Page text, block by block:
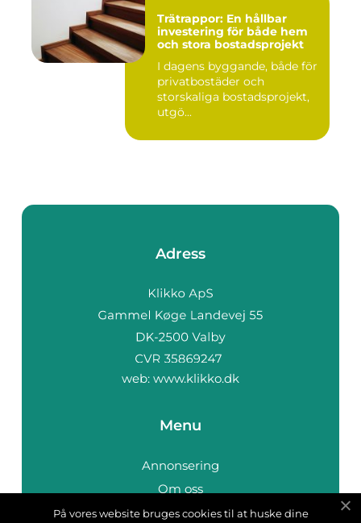
Trätrappor: En hållbar
investering för både hem
och stora bostadsprojekt
I dagens byggande, både för
privatbostäder och
storskaliga bostadsprojekt,
utgö...
Adress
web: www.klikko.dk
Menu
Annonsering
Om oss
Cookies
På vores website bruges cookies til at huske dine